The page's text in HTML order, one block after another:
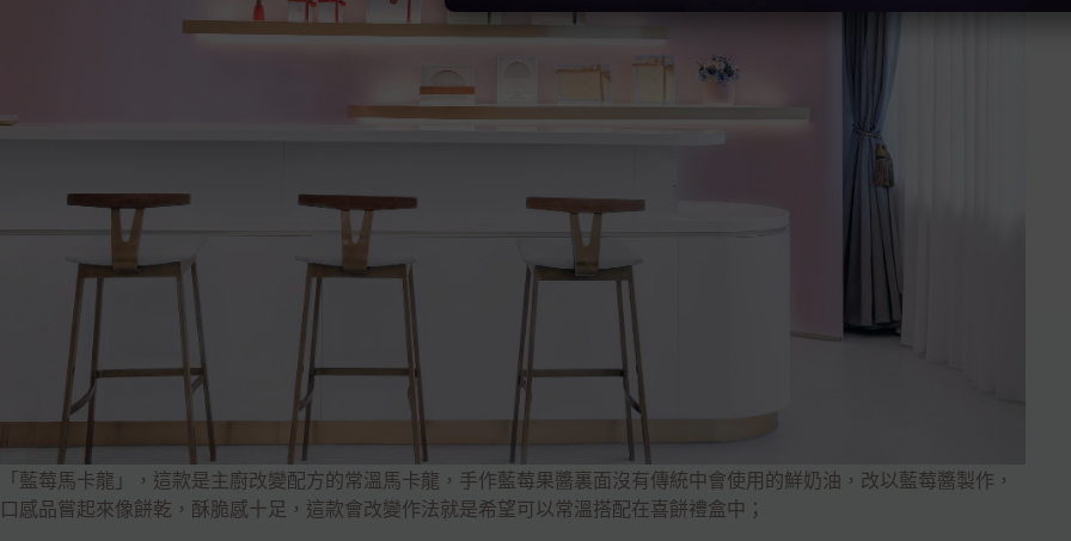
「藍莓馬卡龍」，這款是主廚改變配方的常溫馬卡龍，手作藍莓果醬裏面沒有傳統中會使用的鮮奶油，改以藍莓醬製作，
口感品嘗起來像餅乾，酥脆感十足，這款會改變作法就是希望可以常溫搭配在喜餅禮盒中；